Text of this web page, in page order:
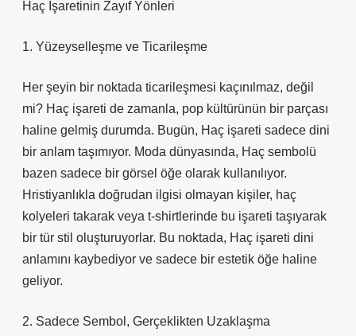
Haç İşaretinin Zayıf Yönleri
1. Yüzeyselleşme ve Ticarileşme
Her şeyin bir noktada ticarileşmesi kaçınılmaz, değil
mi? Haç işareti de zamanla, pop kültürünün bir parçası
haline gelmiş durumda. Bugün, Haç işareti sadece dini
bir anlam taşımıyor. Moda dünyasında, Haç sembolü
bazen sadece bir görsel öğe olarak kullanılıyor.
Hristiyanlıkla doğrudan ilgisi olmayan kişiler, haç
kolyeleri takarak veya t-shirtlerinde bu işareti taşıyarak
bir tür stil oluşturuyorlar. Bu noktada, Haç işareti dini
anlamını kaybediyor ve sadece bir estetik öğe haline
geliyor.
2. Sadece Sembol, Gerçeklikten Uzaklaşma